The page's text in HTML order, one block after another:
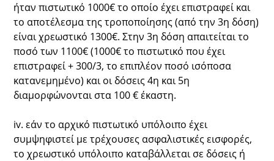
ήταν πιστωτικό 1000€ το οποίο έχει επιστραφεί και
το αποτέλεσμα της τροποποίησης (από την 3η δόση)
είναι χρεωστικό 1300€. Στην 3η δόση απαιτείται το
ποσό των 1100€ (1000€ το πιστωτικό που έχει
επιστραφεί + 300/3, το επιπλέον ποσό ισόποσα
κατανεμημένο) και οι δόσεις 4η και 5η
διαμορφώνονται στα 100 € έκαστη.
iv. εάν το αρχικό πιστωτικό υπόλοιπο έχει
συμψηφιστεί με τρέχουσες ασφαλιστικές εισφορές,
το χρεωστικό υπόλοιπο καταβάλλεται σε δόσεις ή